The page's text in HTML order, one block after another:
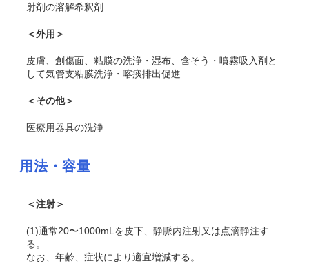
射剤の溶解希釈剤
＜外用＞
皮膚、創傷面、粘膜の洗浄・湿布、含そう・噴霧吸入剤と
して気管支粘膜洗浄・喀痰排出促進
＜その他＞
医療用器具の洗浄
用法・容量
＜注射＞
(1)通常20〜1000mLを皮下、静脈内注射又は点滴静注す
る。
なお、年齢、症状により適宜増減する。